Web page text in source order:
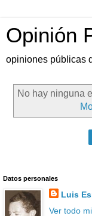
Opinión
opiniones públicas
No hay ninguna
Datos personales
Luis
Ver todo